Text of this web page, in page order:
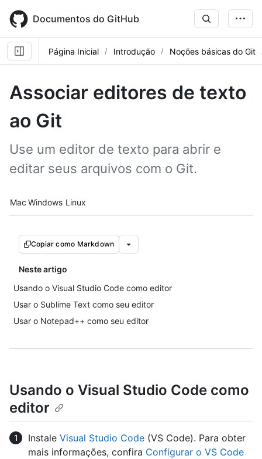
main
content
Documentos do GitHub
Página Inicial Introdução Noções básicas do Git
Associar editores de texto
ao Git
Use um editor de texto para abrir e
editar seus arquivos com o Git.
Platform navigation
Mac Windows Linux
Copiar como Markdown
Neste artigo
Usando o Visual Studio Code como editor
Usar o Sublime Text como seu editor
Usar o Notepad++ como seu editor
Usando o Visual Studio Code como
editor
Instale Visual Studio Code (VS Code). Para obter
mais informações, confira Configurar o VS Code